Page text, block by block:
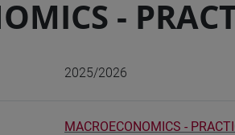
-
2025/2026
MACROECONOMICS -